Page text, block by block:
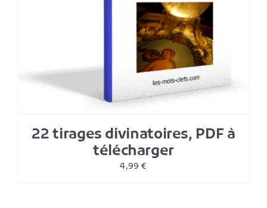
22 tirages divinatoires, PDF à
télécharger
4,99€